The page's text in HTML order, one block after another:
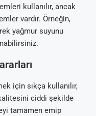
kullanılır, ancak
vardır. Örneğin,
yağmur suyunu
için sıkça kullanılır,
ciddi şekilde
tamamen emip